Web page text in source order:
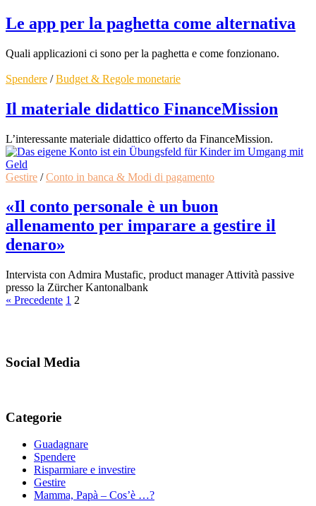
Le app per la paghetta come alternativa
Quali applicazioni ci sono per la paghetta e come fonzionano.
Spendere /Budget & Regole monetarie
Il materiale didattico FinanceMission
L’interessante materiale didattico offerto da FinanceMission.
Gestire /Conto in banca & Modi di pagamento
«Il conto personale è un buon
allenamento per imparare a gestire il
denaro»
Intervista con Admira Mustafic, product manager Attività passive
presso la Zürcher Kantonalbank
« Precedente 1 2
Social Media
Categorie
Guadagnare
Spendere
Risparmiare e investire
Gestire
Mamma, Papà – Cos’è …?